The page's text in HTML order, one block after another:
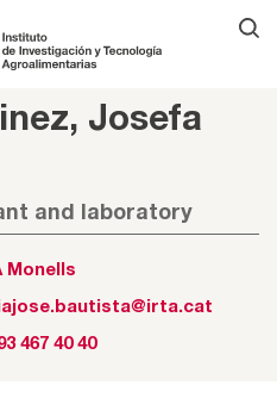
Josefa
and laboratory
Monells
467 40 40